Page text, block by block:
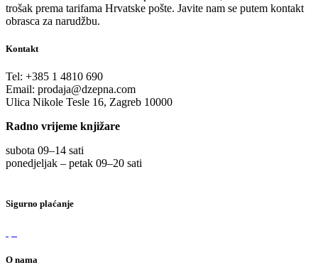
trošak prema tarifama Hrvatske pošte. Javite nam se putem kontakt
obrasca za narudžbu.
Kontakt
Tel: +385 1 4810 690
Email: prodaja@dzepna.com
Ulica Nikole Tesle 16, Zagreb 10000
Radno vrijeme knjižare
subota 09–14 sati
ponedjeljak – petak 09–20 sati
Sigurno plaćanje
O nama